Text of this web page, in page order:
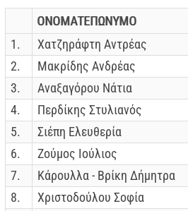
Περισσότερα
Κλιμάκωση περιεχομένου
Διάστημα γραμμής100
Απόσταση γραμμάτων
ΟΝΟΜΑΤΕΠΩΝΥΜΟ
1.
Χατζηράφτη Αντρέας
2.
Μακρίδης Ανδρέας
3.
Αναξαγόρου Νάτια
4.
Περδίκης Στυλιανός
5.
Σιέπη Ελευθερία
6.
Ζούμος Ιούλιος
7.
Κάρουλλα - Βρίκη Δήμητρα
8.
Χριστοδούλου Σοφία